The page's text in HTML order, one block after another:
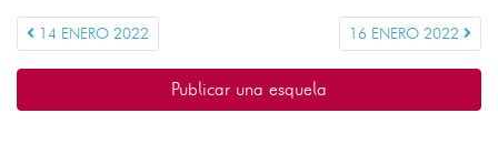
14 ENERO 2022 16 ENERO 2022
Publicar una esquela